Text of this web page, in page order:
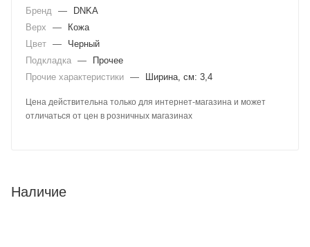
Бренд
—
DNKA
Верх
—
Кожа
Цвет —
Черный
Подкладка —
Прочее
Прочие характеристики — Ширина, см: 3,4
Цена действительна только для интернет-магазина и может
отличаться от цен в розничных магазинах
Наличие